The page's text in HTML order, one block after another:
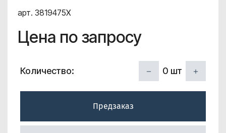
арт. 3819475X
Цена по запросу
Количество: 0 шт
Предзаказ